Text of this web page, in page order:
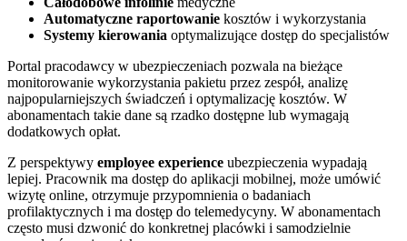
Automatyczne raportowanie kosztów i wykorzystania
Systemy kierowania optymalizujące dostęp do specjalistów
Portal pracodawcy w ubezpieczeniach pozwala na bieżące
monitorowanie wykorzystania pakietu przez zespół, analizę
najpopularniejszych świadczeń i optymalizację kosztów. W
abonamentach takie dane są rzadko dostępne lub wymagają
dodatkowych opłat.
Z perspektywy employee experience ubezpieczenia wypadają
lepiej. Pracownik ma dostęp do aplikacji mobilnej, może umówić
wizytę online, otrzymuje przypomnienia o badaniach
profilaktycznych i ma dostęp do telemedycyny. W abonamentach
często musi dzwonić do konkretnej placówki i samodzielnie